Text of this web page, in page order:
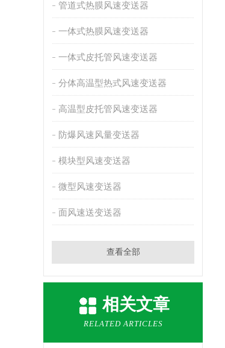
管道式热膜风速变送器
一体式热膜风速变送器
一体式皮托管风速变送器
分体高温型热式风速变送器
高温型皮托管风速变送器
防爆风速风量变送器
模块型风速变送器
微型风速变送器
面风速送变送器
查看全部
相关文章
RELATED ARTICLES